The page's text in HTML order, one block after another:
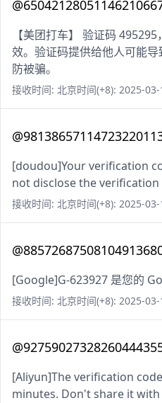
【美团打车】 验证码
效。验证码提供给他人可能
防被骗。
接收时间: 北京时间(+8): 2025-
[doudou]Your verification
not disclose the
接收时间: 北京时间(+8): 2025-
[Google]G-623927 是您的
接收时间: 北京时间(+8): 2025-
[Aliyun]The verification
minutes. Don't share it with